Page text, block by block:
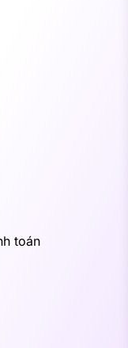
toán